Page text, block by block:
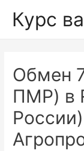
Курс
Обмен
ПМР) в